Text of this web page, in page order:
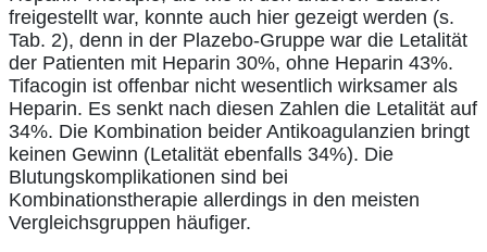
freigestellt war, konnte auch hier gezeigt werden (s.
Tab. 2), denn in der Plazebo-Gruppe war die Letalität
der Patienten mit Heparin 30%, ohne Heparin 43%.
Tifacogin ist offenbar nicht wesentlich wirksamer als
Heparin. Es senkt nach diesen Zahlen die Letalität auf
34%. Die Kombination beider Antikoagulanzien bringt
keinen Gewinn (Letalität ebenfalls 34%). Die
Blutungskomplikationen sind bei
Kombinationstherapie allerdings in den meisten
Vergleichsgruppen häufiger.